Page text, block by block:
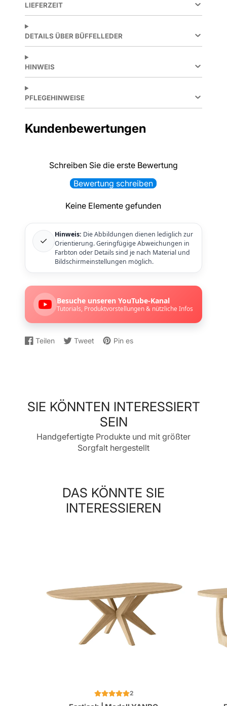
LIEFERZEIT
DETAILS ÜBER BÜFFELLEDER
HINWEIS
PFLEGEHINWEISE
Kundenbewertungen
Schreiben Sie die erste Bewertung
Bewertung schreiben
Keine Elemente gefunden
✓
Hinweis: Die Abbildungen dienen lediglich zur
Orientierung. Geringfügige Abweichungen in
Farbton oder Details sind je nach Material und
Bildschirmeinstellungen möglich.
Besuche unseren YouTube-Kanal
Tutorials, Produktvorstellungen & nützliche Infos
Teilen
Auf
Wird
Tweet
Auf
Wird
geöffnet.
Pin es
Auf
Wird
SIE KÖNNTEN INTERESSIERT
SEIN
Handgefertigte Produkte und mit größter
Sorgfalt hergestellt
DAS KÖNNTE SIE
INTERESSIEREN
2